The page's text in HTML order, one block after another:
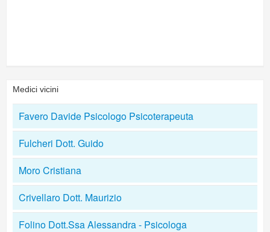
Medici vicini
Favero Davide Psicologo Psicoterapeuta
Fulcheri Dott. Guido
Moro Cristiana
Crivellaro Dott. Maurizio
Folino Dott.Ssa Alessandra - Psicologa